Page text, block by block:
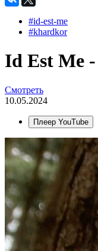
#id-est-me
#khardkor
Id Est Me
Смотреть
10.05.2024
Плеер YouTube